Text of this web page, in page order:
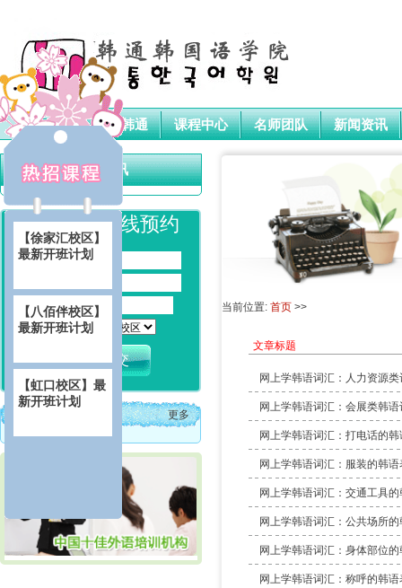
首页 关于韩通 课程中心 名师团队 新闻资讯
新闻资讯
韩语培训在线预约
您的姓名:
性 别:
预约中心:
更多
当前位置: 首页>>
文章标题
网上学韩语词汇：人力资源类
网上学韩语词汇：会展类韩语
网上学韩语词汇：打电话的韩
网上学韩语词汇：服装的韩语
网上学韩语词汇：交通工具的
网上学韩语词汇：公共场所的
网上学韩语词汇：身体部位的
网上学韩语词汇：称呼的韩语
【徐家汇校区】
最新开班计划
【八佰伴校区】
最新开班计划
【虹口校区】最
新开班计划